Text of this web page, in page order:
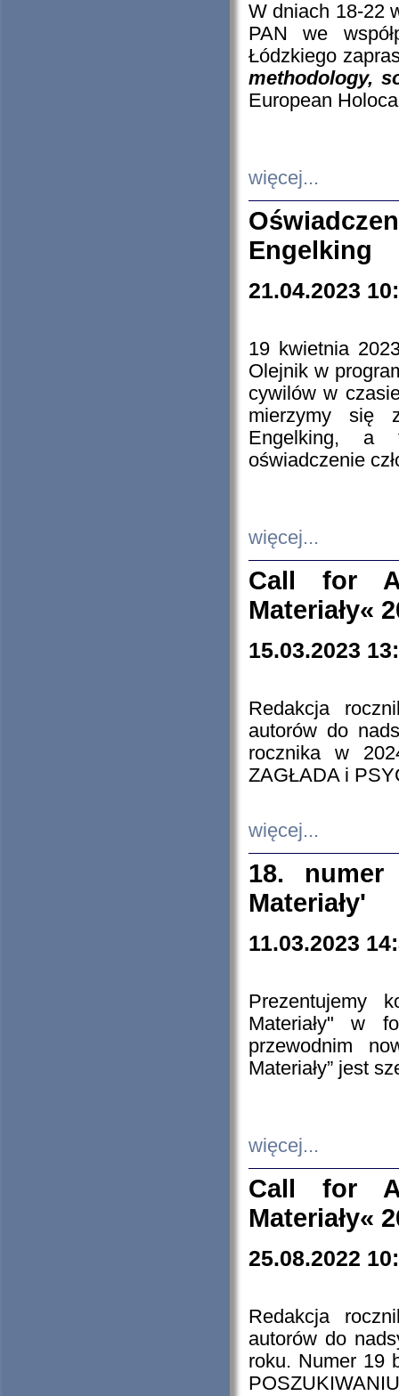
W dniach 18-22
PAN we
Łódzkiego
methodology,
European
więcej...
Engelking
21.04.2023
19 kwietnia
Olejnik w
cywilów w
mierzymy się
Engelking, a
oświadczenie
więcej...
Call for
Materiały«
15.03.2023
Redakcja
autorów do
rocznika w
ZAGŁADA i
więcej...
18. numer
Materiały'
11.03.2023
Prezentujemy
Materiały" w
przewodnim
Materiały” jest
więcej...
Call for
Materiały«
25.08.2022
Redakcja
autorów do
roku. Numer 19